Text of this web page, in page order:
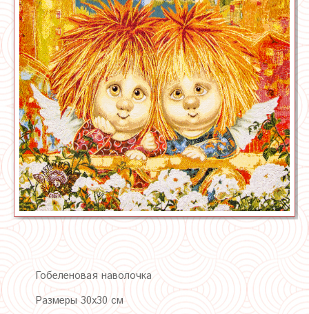
Гобеленовая наволочка
Размеры 30х30 см